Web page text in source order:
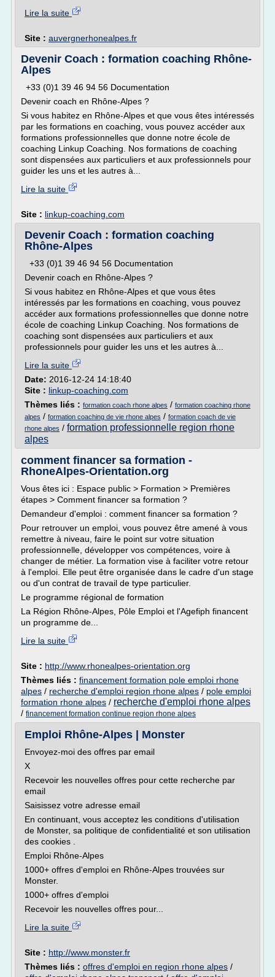
Lire la suite
Site : auvergnerhonealpes.fr
Devenir Coach : formation coaching Rhône-
Alpes
+33 (0)1 39 46 94 56 Documentation
Devenir coach en Rhône-Alpes ?
Si vous habitez en Rhône-Alpes et que vous êtes intéressés
par les formations en coaching, vous pouvez accéder aux
formations professionnelles que donne notre école de
coaching Linkup Coaching. Nos formations de coaching
sont dispensées aux particuliers et aux professionnels pour
guider les uns et les autres à...
Lire la suite
Site : linkup-coaching.com
Devenir Coach : formation coaching
Rhône-Alpes
+33 (0)1 39 46 94 56 Documentation
Devenir coach en Rhône-Alpes ?
Si vous habitez en Rhône-Alpes et que vous êtes
intéressés par les formations en coaching, vous pouvez
accéder aux formations professionnelles que donne notre
école de coaching Linkup Coaching. Nos formations de
coaching sont dispensées aux particuliers et aux
professionnels pour guider les uns et les autres à...
Lire la suite
Date: 2016-12-24 14:18:40
Site : linkup-coaching.com
Thèmes liés : formation coach rhone alpes / formation coaching rhone
alpes / formation coaching de vie rhone alpes / formation coach de vie
rhone alpes / formation professionnelle region rhone
alpes
comment financer sa formation -
RhoneAlpes-Orientation.org
Vous êtes ici : Espace public > Formation > Premières
étapes > Comment financer sa formation ?
Demandeur d'emploi : comment financer sa formation ?
Pour retrouver un emploi, vous pouvez être amené à vous
remettre à niveau, faire le point sur votre situation
professionnelle, développer vos compétences, voire à
changer de métier. La formation vise à faciliter votre retour
à l'emploi. Elle peut être organisée dans le cadre d'un stage
ou d'un contrat de travail de type particulier.
Le programme régional de formation
La Région Rhône-Alpes, Pôle Emploi et l'Agefiph financent
un programme de...
Lire la suite
Site : http://www.rhonealpes-orientation.org
Thèmes liés : financement formation pole emploi rhone
alpes / recherche d'emploi region rhone alpes / pole emploi
formation rhone alpes / recherche d'emploi rhone alpes
/ financement formation continue region rhone alpes
Emploi Rhône-Alpes | Monster
Envoyez-moi des offres par email
X
Recevoir les nouvelles offres pour cette recherche par
email
Saisissez votre adresse email
En continuant, vous acceptez les conditions d'utilisation
de Monster, sa politique de confidentialité et son utilisation
des cookies .
Emploi Rhône-Alpes
1000+ offres d'emploi en Rhône-Alpes trouvées sur
Monster.
1000+ offres d'emploi
Recevoir les nouvelles offres pour...
Lire la suite
Site : http://www.monster.fr
Thèmes liés : offres d'emploi en region rhone alpes /